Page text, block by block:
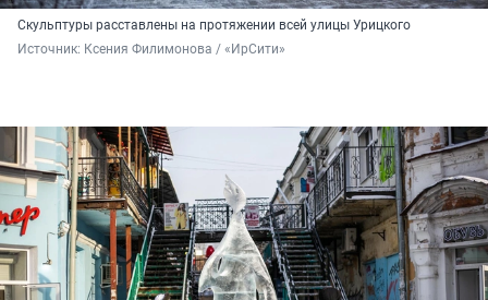
Скульптуры расставлены на протяжении всей улицы Урицкого
Источник: Ксения Филимонова / «ИрСити»